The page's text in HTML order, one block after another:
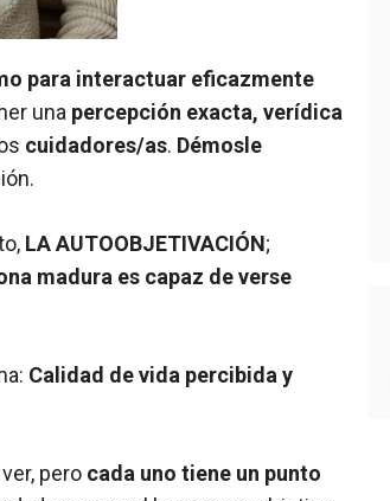
para interactuar eficazmente
una percepción exacta, verídica
cuidadores/as. Démosle
LA AUTOOBJETIVACIÓN;
madura es capaz de verse
Calidad de vida percibida y
pero cada uno tiene un punto